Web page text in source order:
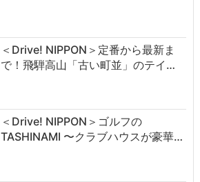
＜Drive! NIPPON＞定番から最新ま
で！飛騨高山「古い町並」のテイ…
＜Drive! NIPPON＞ゴルフの
TASHINAMI 〜クラブハウスが豪華…